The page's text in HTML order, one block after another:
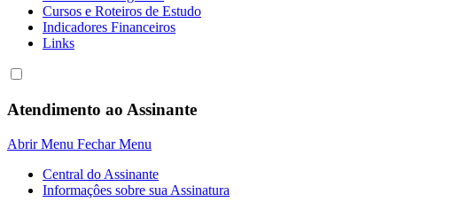
Cursos e Roteiros de Estudo
Indicadores Financeiros
Links
Atendimento ao Assinante
Abrir Menu Fechar Menu
Central do Assinante
Informaçôes sobre sua Assinatura